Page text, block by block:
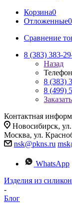
Корзина0
Отложенные0
Сравнение
8 (383) 383-
Назад
8 (383)
8 (499)
Контактная
Новосибирск,
Москва, ул.
nsk@pkns.ru
WhatsApp
Изделия из
-
Блог